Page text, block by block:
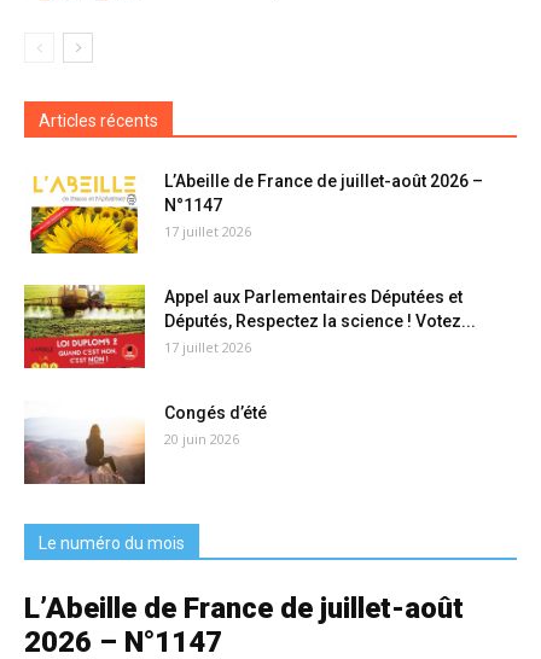
Articles récents
L’Abeille de France de juillet-août 2026 –
N°1147
17 juillet 2026
Appel aux Parlementaires Députées et
Députés, Respectez la science ! Votez...
17 juillet 2026
Congés d’été
20 juin 2026
Le numéro du mois
L’Abeille de France de juillet-août
2026 – N°1147